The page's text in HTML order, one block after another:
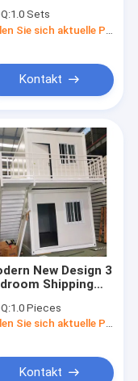
Home Modular
1.0 Sets
Kontakt
New Design 3
Shipping
Prefab
Home
1.0 Pieces
Kontakt